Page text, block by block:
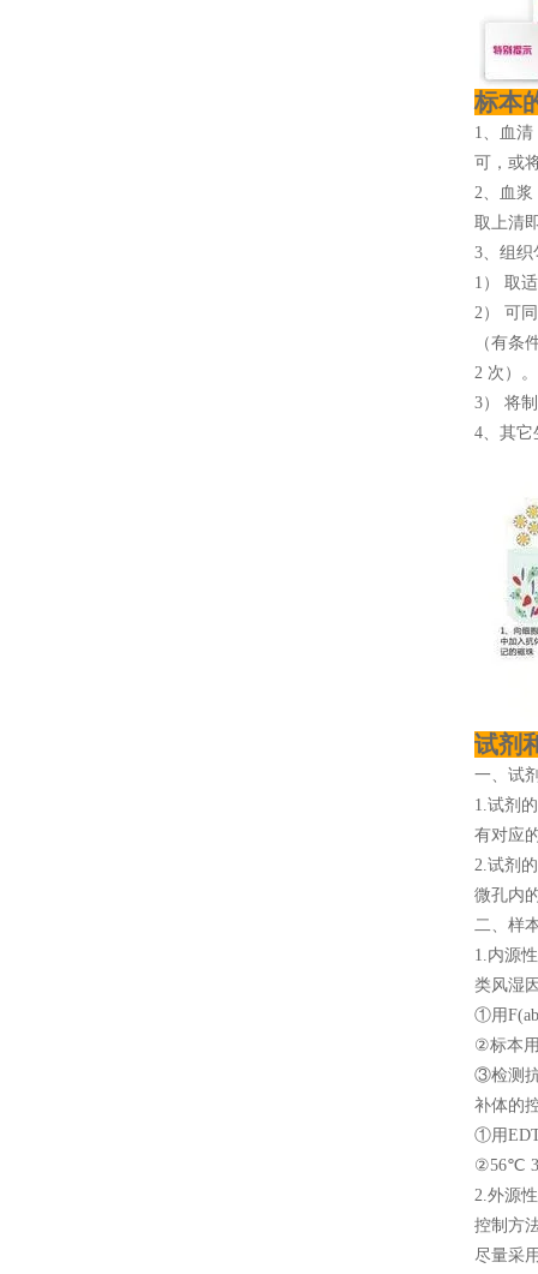
标本
1、血
可，或
2、血浆
取上清
3、组织
1） 取
2） 可
（有条
2 次）。
3） 将
4、其它
试剂
一、试
1.试剂
有对应
2.试剂
微孔内
二、样
1.内源
类风湿
①用
②标本
③检测
补体的
①用
②56℃
2.外源
控制方
尽量采